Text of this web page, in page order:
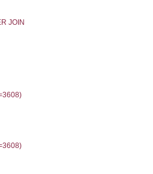
a2p ON
cod_ipa_aoo INNER